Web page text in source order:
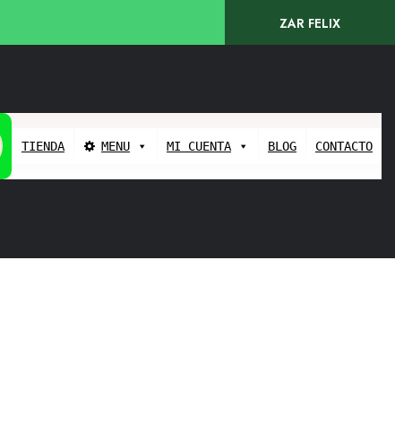
ZAR FELIX
TIENDA MENU MI CUENTA BLOG CONTACTO